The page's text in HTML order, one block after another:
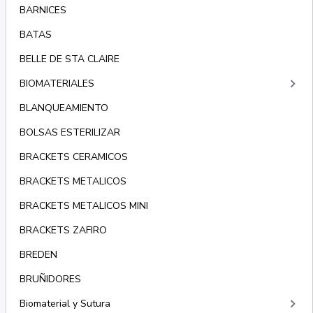
BARNICES
BATAS
BELLE DE STA CLAIRE
BIOMATERIALES
keyboard_arrow_right
BLANQUEAMIENTO
BOLSAS ESTERILIZAR
BRACKETS CERAMICOS
BRACKETS METALICOS
BRACKETS METALICOS MINI
BRACKETS ZAFIRO
BREDEN
BRUÑIDORES
Biomaterial y Sutura
keyboard_arrow_right